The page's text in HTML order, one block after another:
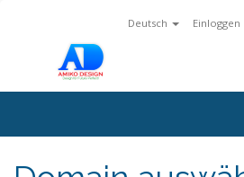
Deutsch Einloggen